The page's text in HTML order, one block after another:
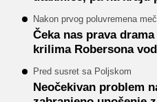
Nakon prvog poluvremena
Čeka nas prava
krilima Robersona
Pred susret sa Poljskom
Neočekivan problem